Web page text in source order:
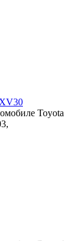
Toyota